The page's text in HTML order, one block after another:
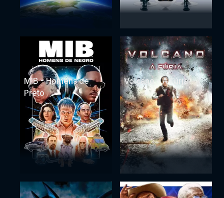
MIB - Homens de
Preto
Volcano - A Fúria